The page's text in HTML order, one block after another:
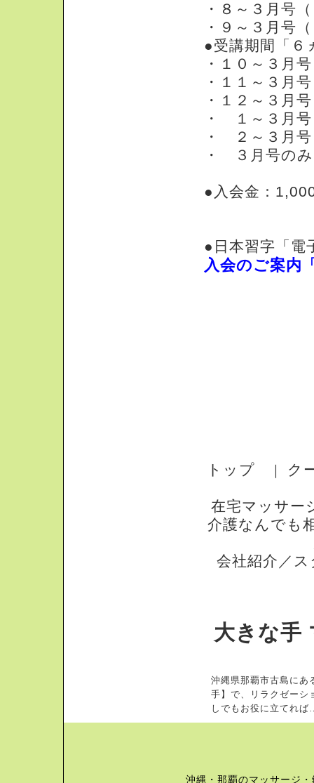
・８～３月号
・９～３月号
●受講期間「６
・１０～３月
・１１～３月
・１２～３月
・ １～３月
・ ２～３月
・ ３月号の
●入会金：
●日本習字「電
入会のご案内
トップ ｜ ク
在宅マッサー
介護なんでも
会社紹介／
大きな手
沖縄県那覇市古島にあ
手】で、リラクゼーシ
しでもお役に立てれ
沖縄・那覇のマッサージ